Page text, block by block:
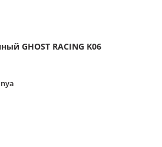
GHOST RACING K06